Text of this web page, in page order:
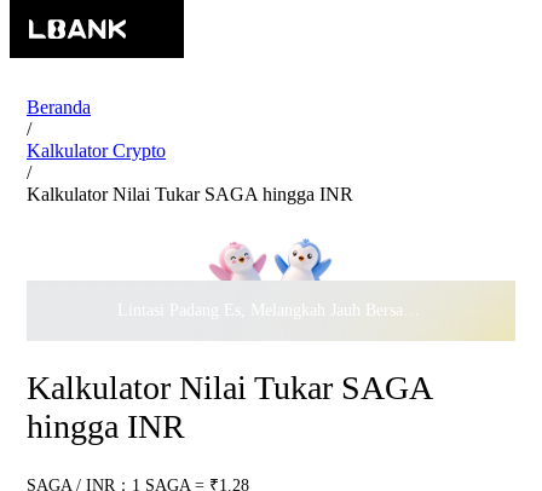
Beranda
/
Kalkulator Crypto
/
Kalkulator Nilai Tukar SAGA hingga INR
Lintasi Padang Es, Melangkah Jauh Bersama · Rayakan
Kalkulator Nilai Tukar SAGA
hingga INR
SAGA / INR：1 SAGA = ₹1.28